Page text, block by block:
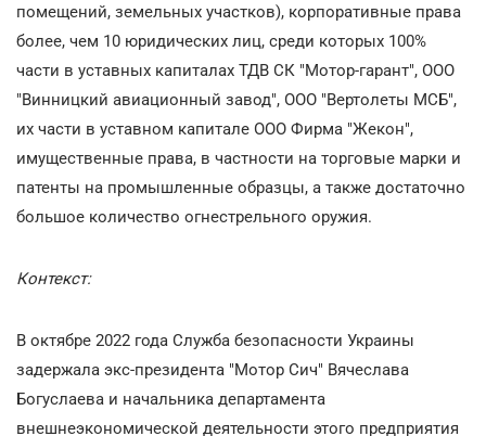
помещений, земельных участков), корпоративные права
более, чем 10 юридических лиц, среди которых 100%
части в уставных капиталах ТДВ СК "Мотор-гарант", ООО
"Винницкий авиационный завод", ООО "Вертолеты МСБ",
их части в уставном капитале ООО Фирма "Жекон",
имущественные права, в частности на торговые марки и
патенты на промышленные образцы, а также достаточно
большое количество огнестрельного оружия.
Контекст:
В октябре 2022 года Служба безопасности Украины
задержала экс-президента "Мотор Сич" Вячеслава
Богуслаева и начальника департамента
внешнеэкономической деятельности этого предприятия